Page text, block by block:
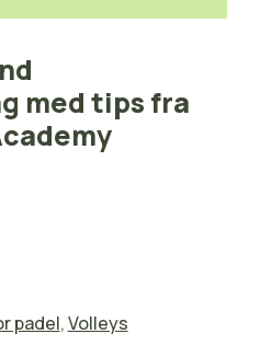
med tips fra
padel,Volleys